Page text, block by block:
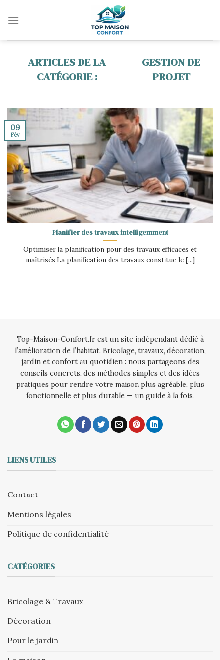
GESTION DE
PROJET
Planifier des travaux intelligemment
Optimiser la planification pour des travaux efficaces et
maîtrisés La planification des travaux constitue le [...]
09
Fév
Top-Maison-Confort.fr est un site indépendant dédié à
l’amélioration de l’habitat. Bricolage, travaux, décoration,
jardin et confort au quotidien : nous partageons des
conseils concrets, des méthodes simples et des idées
pratiques pour rendre votre maison plus agréable, plus
fonctionnelle et plus durable — un guide à la fois.
LIENS UTILES
Contact
Mentions légales
Politique de confidentialité
CATÉGORIES
Bricolage & Travaux
Décoration
Pour le jardin